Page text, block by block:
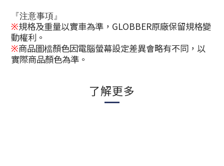
『注意事項』
※規格及重量以實車為準， GLOBBER原廠保留規格變
動權利。
※商品圖檔顏色因電腦螢幕設定差異會略有不同，以
實際商品顏色為準。
了解更多